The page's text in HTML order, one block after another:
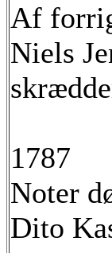
Af
Niels
1787
Noter
Dito